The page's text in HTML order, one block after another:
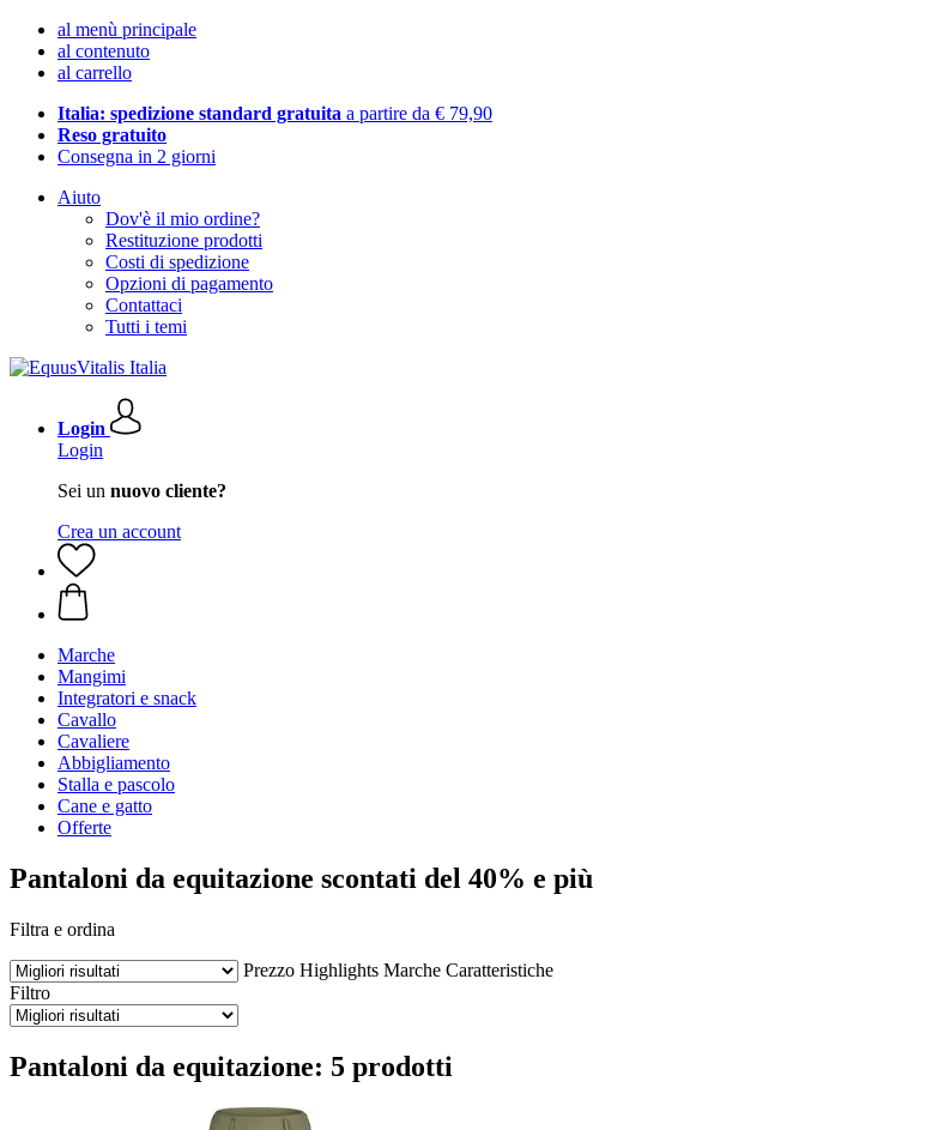
al menù principale
al contenuto
al carrello
Italia: spedizione standard gratuita a partire da € 79,90
Reso gratuito
Consegna in 2 giorni
Aiuto
Dov'è il mio ordine?
Restituzione prodotti
Costi di spedizione
Opzioni di pagamento
Contattaci
Tutti i temi
Login
Login
Sei un nuovo cliente?
Crea un account
Marche
Mangimi
Integratori e snack
Cavallo
Cavaliere
Abbigliamento
Stalla e pascolo
Cane e gatto
Offerte
Pantaloni da equitazione scontati del 40% e più
Filtra e ordina
Prezzo Highlights Marche Caratteristiche
Filtro
Pantaloni da equitazione: 5 prodotti